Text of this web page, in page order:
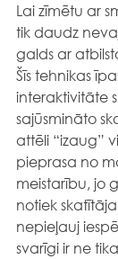
Lai zīmētu ar
tik daudz
galds ar
Šīs tehnikas
interaktivitāte
sajūsmināto
attēli “izaug”
pieprasa no
meistarību, jo
notiek
nepieļauj
svarīgi ir ne